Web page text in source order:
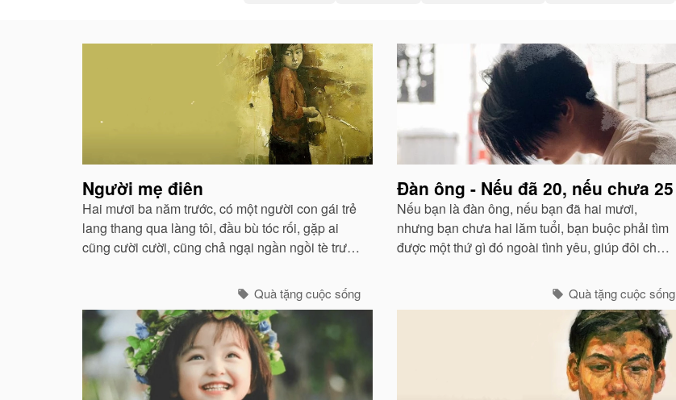
Bài
quan
Người mẹ điên
Hai mươi ba năm trước, có một người con gái trẻ
lang thang qua làng tôi, đầu bù tóc rối, gặp ai
cũng cười cười, cũng chả ngại ngần ngồi tè trước
Quà tặng cuộc sống
Đàn ông - Nếu đã 20, nếu chưa 25
Nếu bạn là đàn ông, nếu bạn đã hai mươi,
nhưng bạn chưa hai lăm tuổi, bạn buộc phải tìm
được một thứ gì đó ngoài tình yêu, giúp đôi chân
phải bắt đầu nghĩ cách để kiếm đủ và sống
được.
Quà tặng cuộc sống